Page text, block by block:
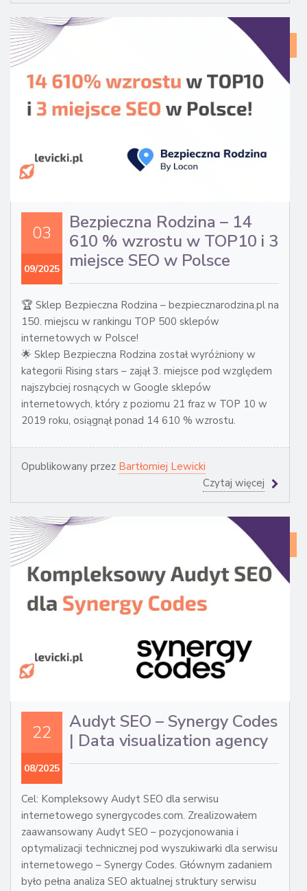
03
09/2025
Bezpieczna Rodzina – 14
610 % wzrostu w TOP10 i 3
miejsce SEO w Polsce
🏆 Sklep Bezpieczna Rodzina – bezpiecznarodzina.pl na
150. miejscu w rankingu TOP 500 sklepów
internetowych w Polsce!
🌟 Sklep Bezpieczna Rodzina został wyróżniony w
kategorii Rising stars – zajął 3. miejsce pod względem
najszybciej rosnących w Google sklepów
internetowych, który z poziomu 21 fraz w TOP 10 w
2019 roku, osiągnął ponad 14 610 % wzrostu.
Opublikowany przez Bartłomiej Lewicki
Czytaj więcej
22
08/2025
Audyt SEO – Synergy Codes
| Data visualization agency
Cel: Kompleksowy Audyt SEO dla serwisu
internetowego synergycodes.com. Zrealizowałem
zaawansowany Audyt SEO – pozycjonowania i
optymalizacji technicznej pod wyszukiwarki dla serwisu
internetowego – Synergy Codes. Głównym zadaniem
było pełna analiza SEO aktualnej struktury serwisu